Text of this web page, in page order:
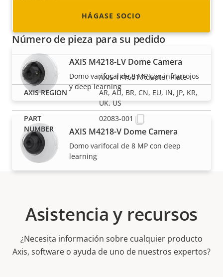
learning
AXIS M4218-LV Dome Camera
Domo varifocal de 8 MP con infrarrojos
y deep learning
AXIS M4218-V Dome Camera
Domo varifocal de 8 MP con deep
learning
HÁGASE SOCIO
Número de pieza para su pedido
AXIS TP1601 Adapter Plate
AR, AU, BR, CN, EU, IN, JP, KR,
UK, US
02083-001
Asistencia y recursos
¿Necesita información sobre cualquier producto
Axis, software o ayuda de uno de nuestros expertos?